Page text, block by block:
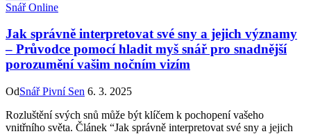
Snář Online
Jak správně interpretovat své sny a jejich významy
– Průvodce pomocí hladit myš snář pro snadnější
porozumění vašim nočním vizím
OdSnář Pivní Sen 6. 3. 2025
Rozluštění svých snů může být klíčem k pochopení vašeho
vnitřního světa. Článek “Jak správně interpretovat své sny a jejich